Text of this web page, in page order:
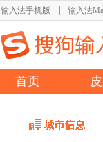
输入法手机版 输入法
首页